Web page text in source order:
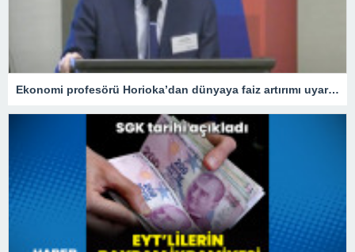
Ekonomi profesörü Horioka’dan dünyaya faiz artırımı uyarısı